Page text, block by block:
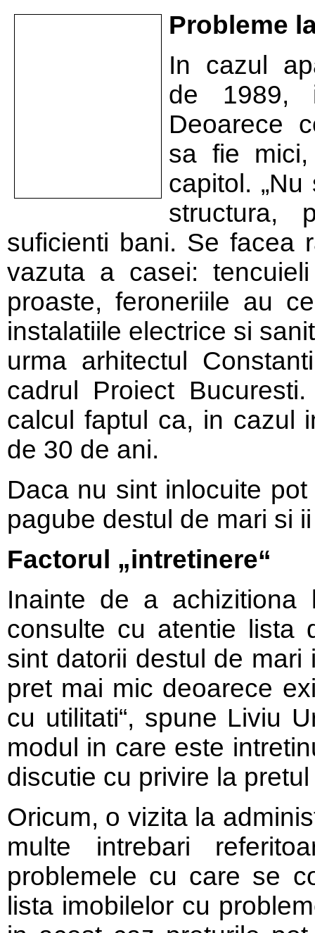
Probleme
In cazul
de 1989,
Deoarece
sa fie
capitol.
structura,
suficienti bani. Se facea
vazuta a casei:
proaste, feroneriile au
instalatiile electrice si
urma arhitectul
cadrul Proiect
calcul faptul ca, in cazul
de 30 de ani.
Daca nu sint inlocuite
pagube destul de mari si
Factorul „intretinere“
Inainte de a achizitiona
consulte cu atentie lista
sint datorii destul de
pret mai mic deoarece
cu utilitati“, spune Liviu
modul in care este
discutie cu privire la
Oricum, o vizita la
multe intrebari
problemele cu care se
lista imobilelor cu